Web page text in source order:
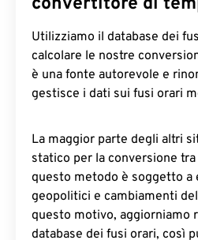
Utilizziamo il database dei
calcolare le nostre
è una fonte autorevole e
gestisce i dati sui fusi orari
La maggior parte degli altri
statico per la conversione
questo metodo è soggetto a
geopolitici e cambiamenti
questo motivo, aggiorniamo
database dei fusi orari, così